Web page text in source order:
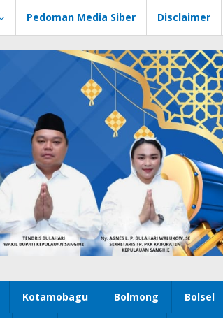
Pedoman Media Siber Disclaimer
Kotamobagu Bolmong Bolsel